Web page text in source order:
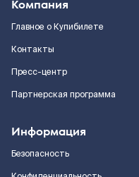
Компания
Главное о Купибилете
Контакты
Пресс-центр
Партнерская программа
Информация
Безопасность